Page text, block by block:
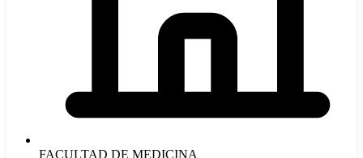
FACULTAD DE MEDICINA